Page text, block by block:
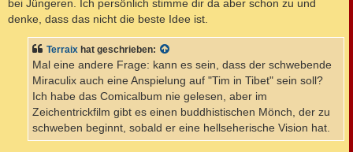
bei Jüngeren. Ich persönlich stimme dir da aber schon zu und
denke, dass das nicht die beste Idee ist.
Terraix hat geschrieben:
Mal eine andere Frage: kann es sein, dass der schwebende
Miraculix auch eine Anspielung auf "Tim in Tibet" sein soll?
Ich habe das Comicalbum nie gelesen, aber im
Zeichentrickfilm gibt es einen buddhistischen Mönch, der zu
schweben beginnt, sobald er eine hellseherische Vision hat.